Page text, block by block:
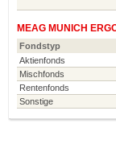
MEAG MUNICH
Fondstyp
Aktienfonds
Mischfonds
Rentenfonds
Sonstige